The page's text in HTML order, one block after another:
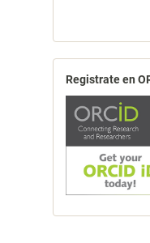
Registrate en